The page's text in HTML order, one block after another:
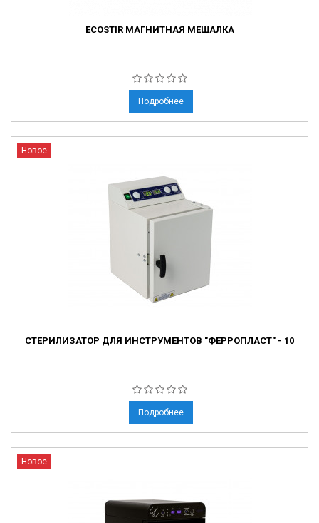
ECOSTIR МАГНИТНАЯ МЕШАЛКА
Подробнее
Новое
СТЕРИЛИЗАТОР ДЛЯ ИНСТРУМЕНТОВ "ФЕРРОПЛАСТ" - 10
Подробнее
Новое